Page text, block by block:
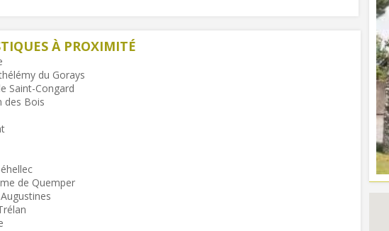
À PROXIMITÉ
du Gorays
Saint-Congard
des Bois
de Quemper